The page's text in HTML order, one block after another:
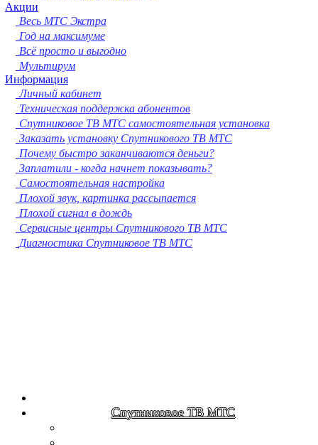
Якутск
Владикавказ
Подольск
Грозный
Мурманск
Тамбов
Стерлитамак
Петрозаводск
Кострома
Нижневартовск
Новороссийск
Йошкар-Ола
Химки
Таганрог
Комсомольск-на-Амуре
Сыктывкар
Великий Новгород
Старый Оскол
Акции
Весь МТС Экстра
Год на максимуме
Всё просто и выгодно
Мультирум
Информация
Личный кабинет
Техническая поддержка абонентов
Спутниковое ТВ МТС самостоятельная установка
Заказать установку Спутникового ТВ МТС
Почему быстро заканчиваются деньги?
Заплатили - когда начнет показывать?
Самостоятельная настройка
Плохой звук, картинка рассыпается
Плохой сигнал в дождь
Сервисные центры Спутникового ТВ МТС
Диагностика Спутниковое ТВ МТС
Спутниковое ТВ МТС